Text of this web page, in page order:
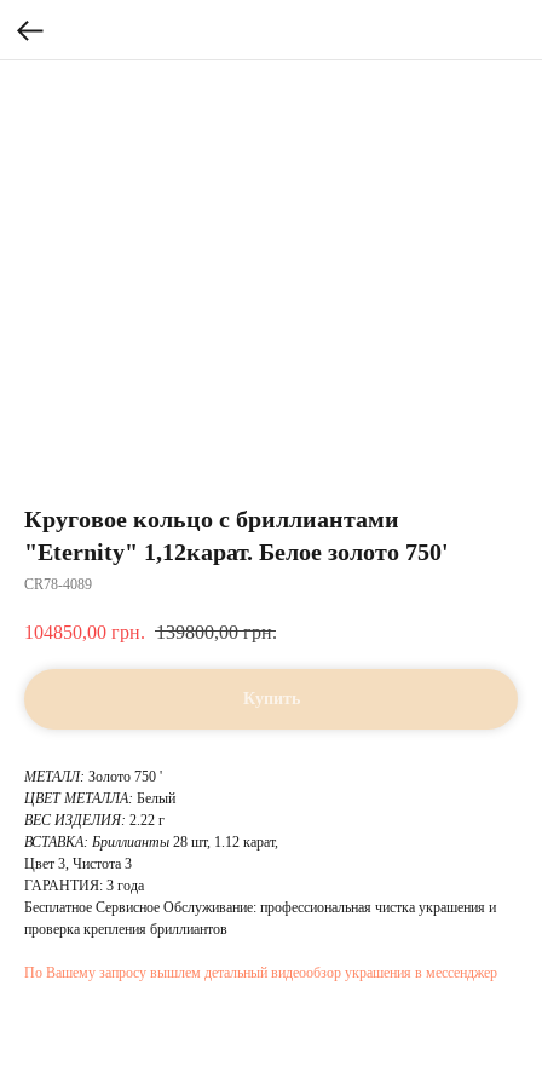
Круговое кольцо с бриллиантами
"Eternity" 1,12карат. Белое золото 750'
CR78-4089
104850,00 грн. 139800,00 грн.
Купить
МЕТАЛЛ: Золото 750 '
ЦВЕТ МЕТАЛЛА: Белый
ВЕС ИЗДЕЛИЯ: 2.22 г
ВСТАВКА: Бриллианты 28 шт, 1.12 карат,
Цвет 3, Чистота 3
ГАРАНТИЯ: 3 года
Бесплатное Сервисное Обслуживание: профессиональная чистка украшения и
проверка крепления бриллиантов
По Вашему запросу вышлем детальный видеообзор украшения в мессенджер